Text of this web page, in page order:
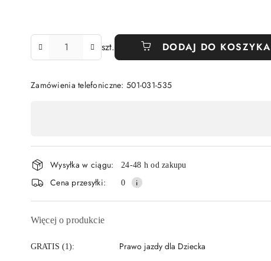
szt. DODAJ DO KOSZYKA
Zamówienia telefoniczne: 501-031-535
płatność
i
dostawa
Wysyłka w ciągu: 24-48 h od zakupu
Cena przesyłki: 0
Więcej o produkcie
GRATIS (1): Prawo jazdy dla Dziecka